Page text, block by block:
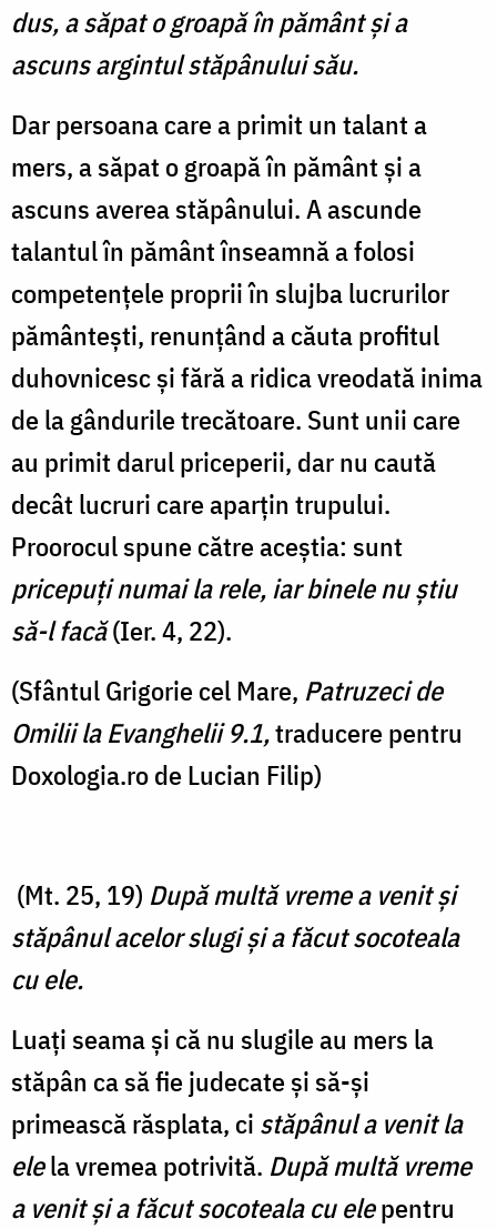
dus, a săpat o groapă în pământ şi a
ascuns argintul stăpânului său.
Dar persoana care a primit un talant a
mers, a săpat o groapă în pământ și a
ascuns averea stăpânului. A ascunde
talantul în pământ înseamnă a folosi
competențele proprii în slujba lucrurilor
pământești, renunțând a căuta profitul
duhovnicesc și fără a ridica vreodată inima
de la gândurile trecătoare. Sunt unii care
au primit darul priceperii, dar nu caută
decât lucruri care aparțin trupului.
Proorocul spune către aceștia: sunt
pricepuţi numai la rele, iar binele nu ştiu
să-l facă(Ier. 4, 22).
(Sfântul Grigorie cel Mare, Patruzeci de
Omilii la Evanghelii 9.1,traducere pentru
Doxologia.ro de Lucian Filip)
(Mt. 25, 19) După multă vreme a venit şi
stăpânul acelor slugi şi a făcut socoteala
cu ele.
Luați seama și că nu slugile au mers la
stăpân ca să fie judecate și să-și
primească răsplata, ci stăpânul a venit la
elela vremea potrivită. După multă vreme
a venit şi a făcut socoteala cu elepentru